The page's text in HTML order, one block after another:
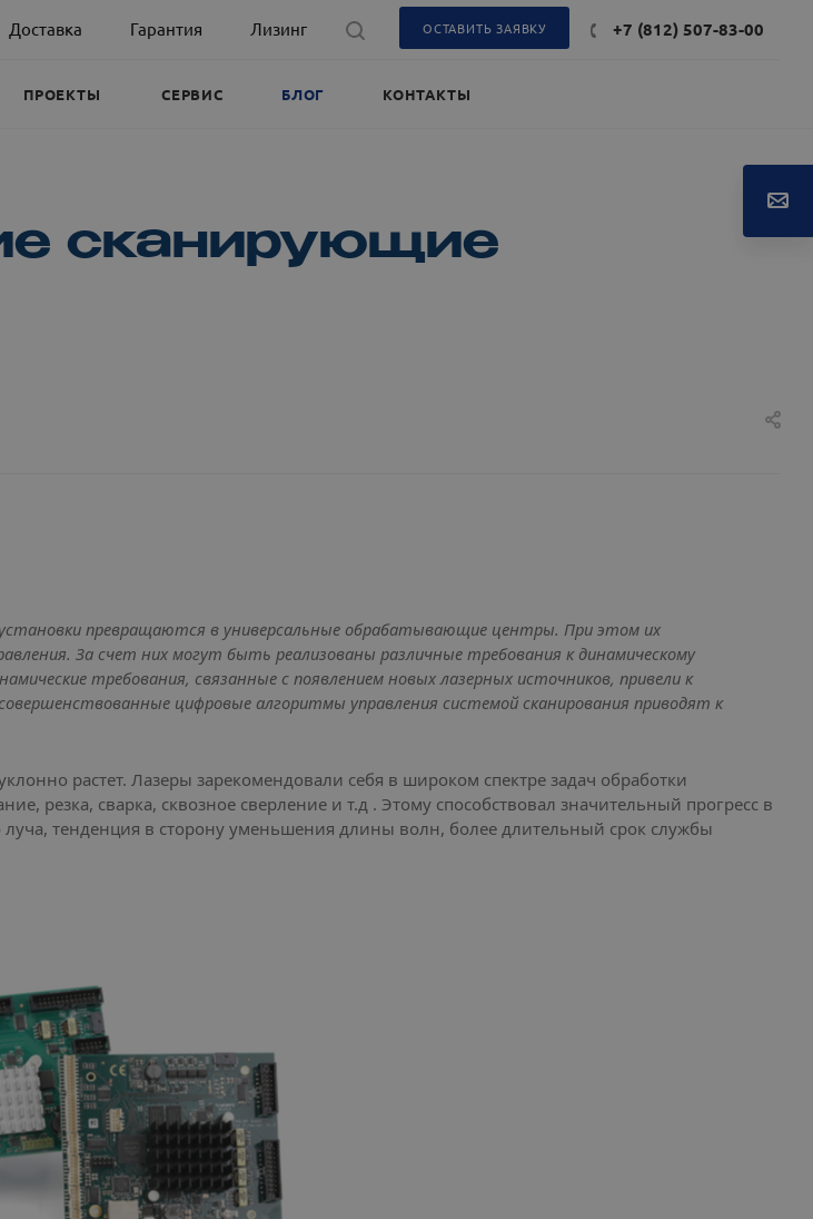
Доставка Гарантия Лизинг +7 (812) 507-83-00
ОСТАВИТЬ ЗАЯВКУ
ПРОЕКТЫ СЕРВИС БЛОГ КОНТАКТЫ
сканирующие
превращаются в универсальные обрабатывающие центры. При этом их
За счет них могут быть реализованы различные требования к динамическому
требования, связанные с появлением новых лазерных источников, привели к
цифровые алгоритмы управления системой сканирования приводят к
растет. Лазеры зарекомендовали себя в широком спектре задач обработки
резка, сварка, сквозное сверление и т.д . Этому способствовал значительный прогресс в
тенденция в сторону уменьшения длины волн, более длительный срок службы